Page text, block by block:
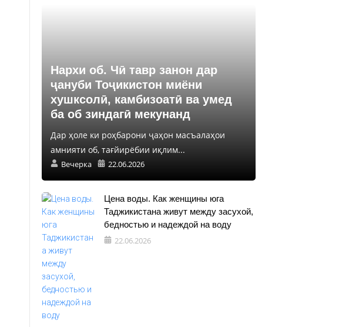
Нархи об. Чӣ тавр занон дар
ҷануби Тоҷикистон миёни
хушксолӣ, камбизоатӣ ва умед
ба об зиндагӣ мекунанд
Дар ҳоле ки роҳбарони ҷаҳон масъалаҳои
амнияти об, тағйирёбии иқлим...
Вечерка 22.06.2026
Цена воды. Как женщины юга
Таджикистана живут между засухой,
бедностью и надеждой на воду
22.06.2026